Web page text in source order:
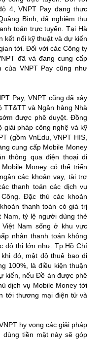
4, VNPT Pay đang thực
Bình, đã nghiệm thu
toán trực tuyến. Tại Hà
kết nối kỹ thuật và dự kiến
tới. Đối với các Công ty
đã và đang cung cấp
của VNPT Pay cũng như
Pay, VNPT cũng đã xây
và Ngân hàng Nhà
được phê duyệt. Đồng
giải pháp công nghệ và kỹ
(gồm VnEdu, VNPT HIS,
cung cấp Mobile Money
thông qua điện thoại di
Money có thể triển
các khoản vay, tài trợ
thanh toán các dịch vụ
Đặc thù các khoản
thanh toán có giá trị
Nam, tỷ lệ người dùng thẻ
Nam sống ở khu vực
nhận thanh toán không
đô thị lớn như: Tp.Hồ Chí
đó, mật độ thuê bao di
100%, là điều kiện thuận
kiến, nếu Đề án được phê
dịch vụ Mobile Money tới
tới thương mại điện tử và
hy vọng các giải pháp
dùng tiền mặt này sẽ góp